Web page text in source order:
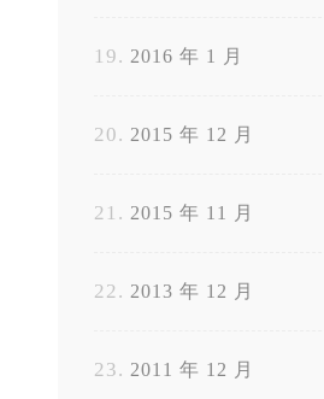
2016 年 1 月
2015 年 12 月
2015 年 11 月
2013 年 12 月
2011 年 12 月